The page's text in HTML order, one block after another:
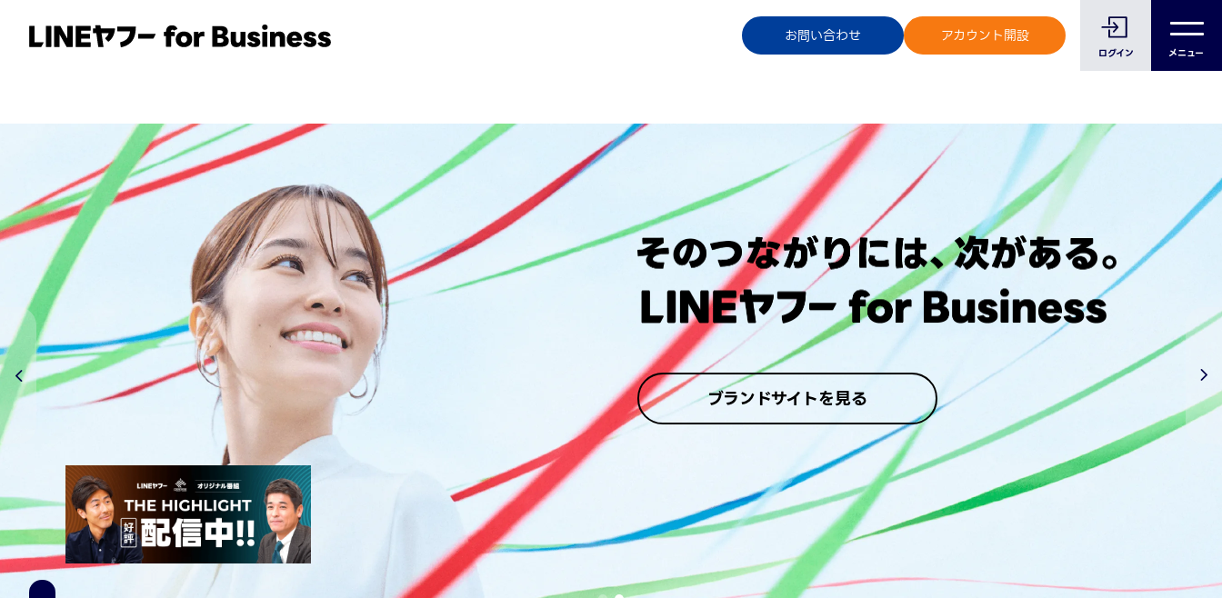
お問い合わせ アカウント開設
ログイン メニュー
サービス 事例 イベント・セミナー ご利用中のお客様へ